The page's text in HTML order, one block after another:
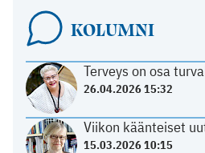
KOLUMNI
Terveys on osa
26.04.2026 15:32
Viikon käänteiset
15.03.2026 10:15